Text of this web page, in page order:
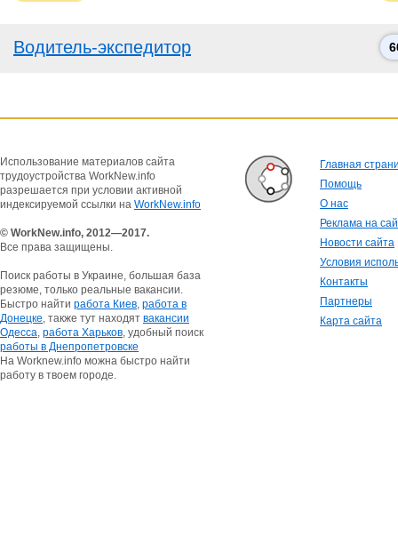
Водитель-экспедитор
Использование материалов сайта
трудоустройства WorkNew.info
разрешается при условии активной
индексируемой ссылки на WorkNew.info
© WorkNew.info, 2012—2017.
Все права защищены.
Поиск работы в Украине, большая база
резюме, только реальные вакансии.
Быстро найти работа Киев, работа в
Донецке, также тут находят вакансии
Одесса, работа Харьков, удобный поиск
работы в Днепропетровске
На Worknew.info можна быстро найти
работу в твоем городе.
Главная
Помощь
О нас
Реклама на
Новости сайта
Условия
Контакты
Партнеры
Карта сайта